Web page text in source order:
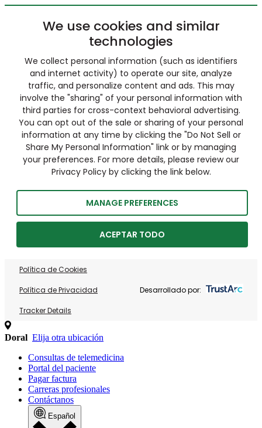
We use cookies and similar
technologies
We collect personal information (such as identifiers
and internet activity) to operate our site, analyze
traffic, and personalize content and ads. This may
involve the "sharing" of your personal information with
third parties for cross-context behavioral advertising.
You can opt out of the sale or sharing of your personal
information at any time by clicking the "Do Not Sell or
Share My Personal Information" link or by managing
your preferences. For more details, please review our
Privacy Policy by clicking the link below.
MANAGE PREFERENCES
ACEPTAR TODO
Política de Cookies
Política de Privacidad
Tracker Details
Desarrollado por:
Doral Elija otra ubicación
Consultas de telemedicina
Portal del paciente
Pagar factura
Carreras profesionales
Contáctanos
Español